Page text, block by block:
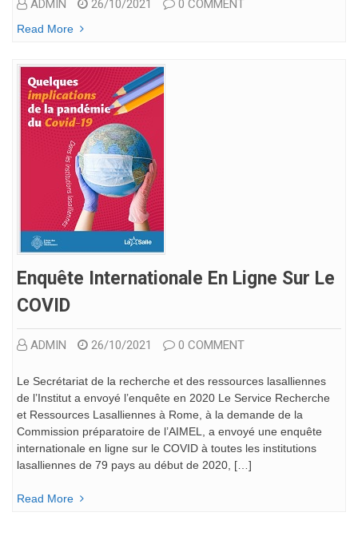
ADMIN 26/10/2021 0 COMMENT
Read More
Enquête Internationale En Ligne Sur Le
COVID
ADMIN 26/10/2021 0 COMMENT
Le Secrétariat de la recherche et des ressources lasalliennes
de l’Institut a envoyé l’enquête en 2020 Le Service Recherche
et Ressources Lasalliennes à Rome, à la demande de la
Commission préparatoire de l’AIMEL, a envoyé une enquête
internationale en ligne sur le COVID à toutes les institutions
lasalliennes de 79 pays au début de 2020, […]
Read More